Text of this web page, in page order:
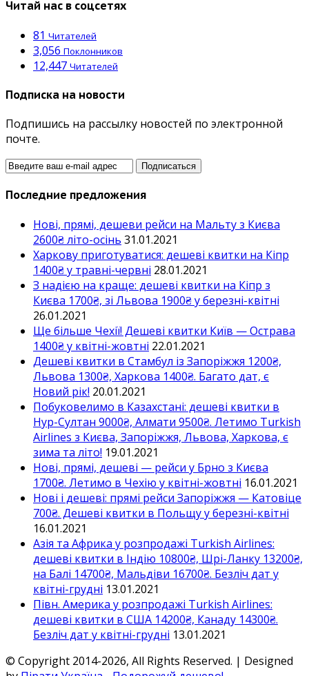
Читай нас в соцсетях
81 Читателей
3,056 Поклонников
12,447 Читателей
Подписка на новости
Подпишись на рассылку новостей по электронной
почте.
Последние предложения
Нові, прямі, дешеви рейси на Мальту з Києва
2600₴ літо-осінь 31.01.2021
Харкову приготуватися: дешеві квитки на Кіпр
1400₴ у травні-червні 28.01.2021
З надією на краще: дешеві квитки на Кіпр з
Києва 1700₴, зі Львова 1900₴ у березні-квітні
26.01.2021
Ще більше Чехії! Дешеві квитки Київ — Острава
1400₴ у квітні-жовтні 22.01.2021
Дешеві квитки в Стамбул із Запоріжжя 1200₴,
Львова 1300₴, Харкова 1400₴. Багато дат, є
Новий рік! 20.01.2021
Побуковелимо в Казахстані: дешеві квитки в
Нур-Султан 9000₴, Алмати 9500₴. Летимо Turkish
Airlines з Києва, Запоріжжя, Львова, Харкова, є
зима та літо! 19.01.2021
Нові, прямі, дешеві — рейси у Брно з Києва
1700₴. Летимо в Чехію у квітні-жовтні 16.01.2021
Нові і дешеві: прямі рейси Запоріжжя — Катовіце
700₴. Дешеві квитки в Польщу у березні-квітні
16.01.2021
Азія та Африка у розпродажі Turkish Airlines:
дешеві квитки в Індію 10800₴, Шрі-Ланку 13200₴,
на Балі 14700₴, Мальдіви 16700₴. Безліч дат у
квітні-грудні 13.01.2021
Півн. Америка у розпродажі Turkish Airlines:
дешеві квитки в США 14200₴, Канаду 14300₴.
Безліч дат у квітні-грудні 13.01.2021
© Copyright 2014-2026, All Rights Reserved. | Designed